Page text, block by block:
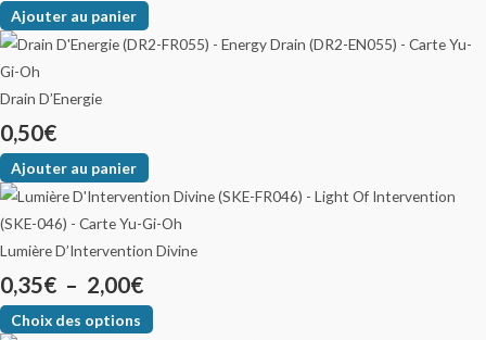
Ajouter au panier
Drain D’Energie
0,50€
Ajouter au panier
Lumière D’Intervention Divine
0,35€ – 2,00€
Choix des options